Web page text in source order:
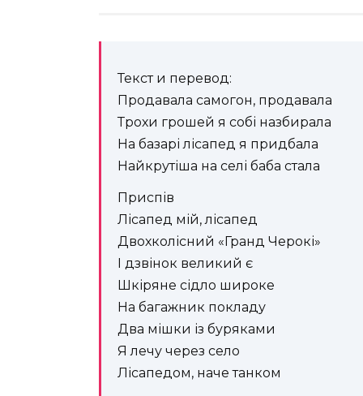
Текст и перевод:
Продавала самогон, продавала
Трохи грошей я собі назбирала
На базарі лісапед я придбала
Найкрутіша на селі баба стала
Приспів
Лісапед мій, лісапед
Двохколісний «Гранд Черокі»
І дзвінок великий є
Шкіряне сідло широке
На багажник покладу
Два мішки із буряками
Я лечу через село
Лісапедом, наче танком